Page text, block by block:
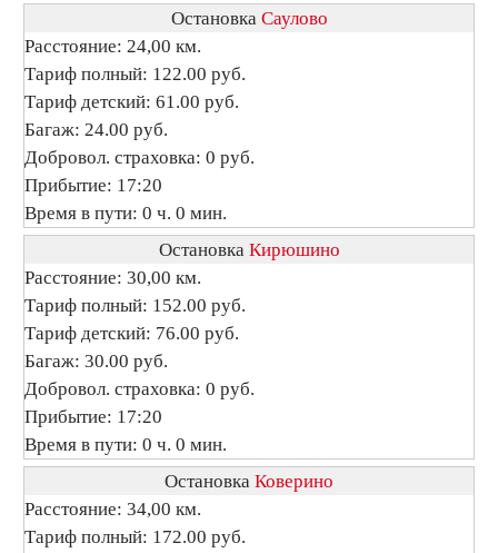
Остановка Саулово
Расстояние: 24,00 км.
Тариф полный: 122.00 руб.
Тариф детский: 61.00 руб.
Багаж: 24.00 руб.
Добровол. страховка: 0 руб.
Прибытие: 17:20
Время в пути: 0 ч. 0 мин.
Остановка Кирюшино
Расстояние: 30,00 км.
Тариф полный: 152.00 руб.
Тариф детский: 76.00 руб.
Багаж: 30.00 руб.
Добровол. страховка: 0 руб.
Прибытие: 17:20
Время в пути: 0 ч. 0 мин.
Остановка Коверино
Расстояние: 34,00 км.
Тариф полный: 172.00 руб.